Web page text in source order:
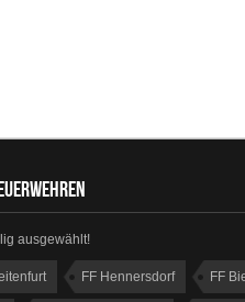
ausgewählt!
FF Hennersdorf FF